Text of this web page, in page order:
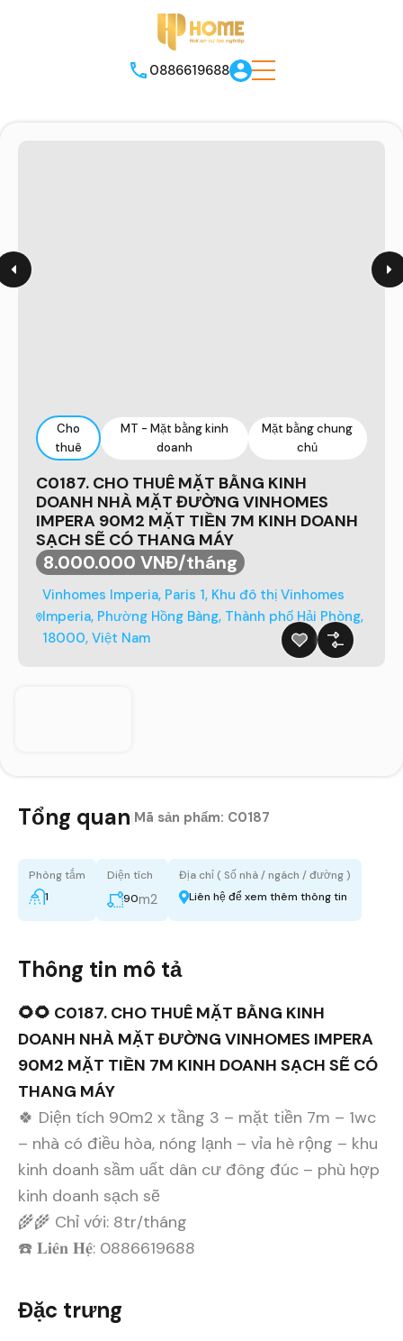
0886619688
Cho
thuê
MT - Mặt bằng kinh
doanh
Mặt bằng chung
chủ
C0187. CHO THUÊ MẶT BẰNG KINH
DOANH NHÀ MẶT ĐƯỜNG VINHOMES
IMPERA 90M2 MẶT TIỀN 7M KINH DOANH
SẠCH SẼ CÓ THANG MÁY
8.000.000 VNĐ/tháng
Vinhomes Imperia, Paris 1, Khu đô thị Vinhomes
Imperia, Phường Hồng Bàng, Thành phố Hải Phòng,
18000, Việt Nam
Tổng quan Mã sản phẩm: C0187
Phòng tắm
1
Diện tích
90m2
Địa chỉ ( Số nhà / ngách / đường )
Liên hệ để xem thêm thông tin
Thông tin mô tả
🌻🌻 C0187. CHO THUÊ MẶT BẰNG KINH
DOANH NHÀ MẶT ĐƯỜNG VINHOMES IMPERA
90M2 MẶT TIỀN 7M KINH DOANH SẠCH SẼ CÓ
THANG MÁY
🍀 Diện tích 90m2 x tầng 3 – mặt tiền 7m – 1wc
– nhà có điều hòa, nóng lạnh – vỉa hè rộng – khu
kinh doanh sầm uất dân cư đông đúc – phù hợp
kinh doanh sạch sẽ
🌾🌾 Chỉ với: 8tr/tháng
☎️ 𝐋𝐢𝐞̂𝐧 𝐇𝐞̣̂: 0886619688
Đặc trưng